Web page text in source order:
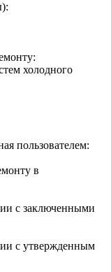
холодного
пользователем:
в
с заключенными
с утвержденным